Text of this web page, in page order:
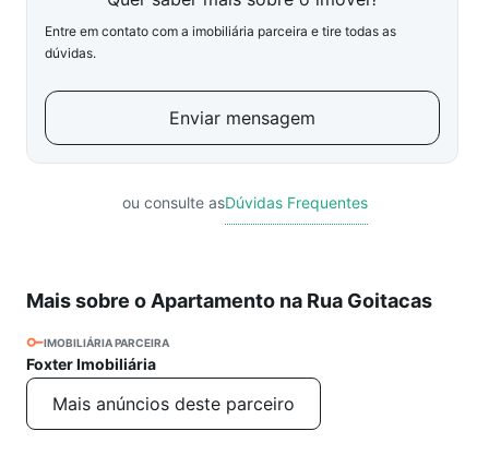
Entre em contato com a imobiliária parceira e tire todas as
dúvidas.
Enviar mensagem
ou consulte asDúvidas Frequentes
Mais sobre o Apartamento na Rua Goitacas
IMOBILIÁRIA PARCEIRA
Foxter Imobiliária
Mais anúncios deste parceiro